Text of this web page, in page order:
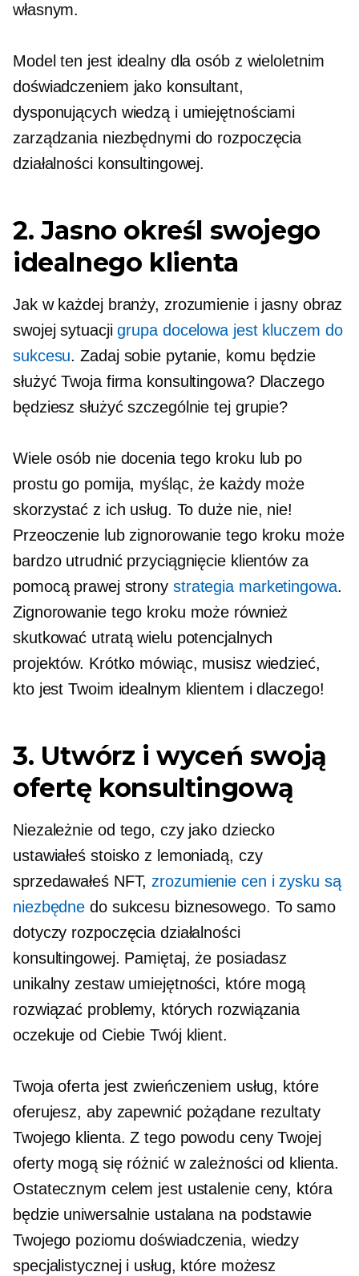
własnym.
Model ten jest idealny dla osób z wieloletnim
doświadczeniem jako konsultant,
dysponujących wiedzą i umiejętnościami
zarządzania niezbędnymi do rozpoczęcia
działalności konsultingowej.
2. Jasno określ swojego
idealnego klienta
Jak w każdej branży, zrozumienie i jasny obraz
swojej sytuacjigrupa docelowa jest kluczem do
sukcesu. Zadaj sobie pytanie, komu będzie
służyć Twoja firma konsultingowa? Dlaczego
będziesz służyć szczególnie tej grupie?
Wiele osób nie docenia tego kroku lub po
prostu go pomija, myśląc, że każdy może
skorzystać z ich usług. To duże nie, nie!
Przeoczenie lub zignorowanie tego kroku może
bardzo utrudnić przyciągnięcie klientów za
pomocą prawej strony strategia marketingowa.
Zignorowanie tego kroku może również
skutkować utratą wielu potencjalnych
projektów. Krótko mówiąc, musisz wiedzieć,
kto jest Twoim idealnym klientem i dlaczego!
3. Utwórz i wyceń swoją
ofertę konsultingową
Niezależnie od tego, czy jako dziecko
ustawiałeś stoisko z lemoniadą, czy
sprzedawałeś NFT, zrozumienie cen i zysku są
niezbędne do sukcesu biznesowego. To samo
dotyczy rozpoczęcia działalności
konsultingowej. Pamiętaj, że posiadasz
unikalny zestaw umiejętności, które mogą
rozwiązać problemy, których rozwiązania
oczekuje od Ciebie Twój klient.
Twoja oferta jest zwieńczeniem usług, które
oferujesz, aby zapewnić pożądane rezultaty
Twojego klienta. Z tego powodu ceny Twojej
oferty mogą się różnić w zależności od klienta.
Ostatecznym celem jest ustalenie ceny, która
będzie uniwersalnie ustalana na podstawie
Twojego poziomu doświadczenia, wiedzy
specjalistycznej i usług, które możesz